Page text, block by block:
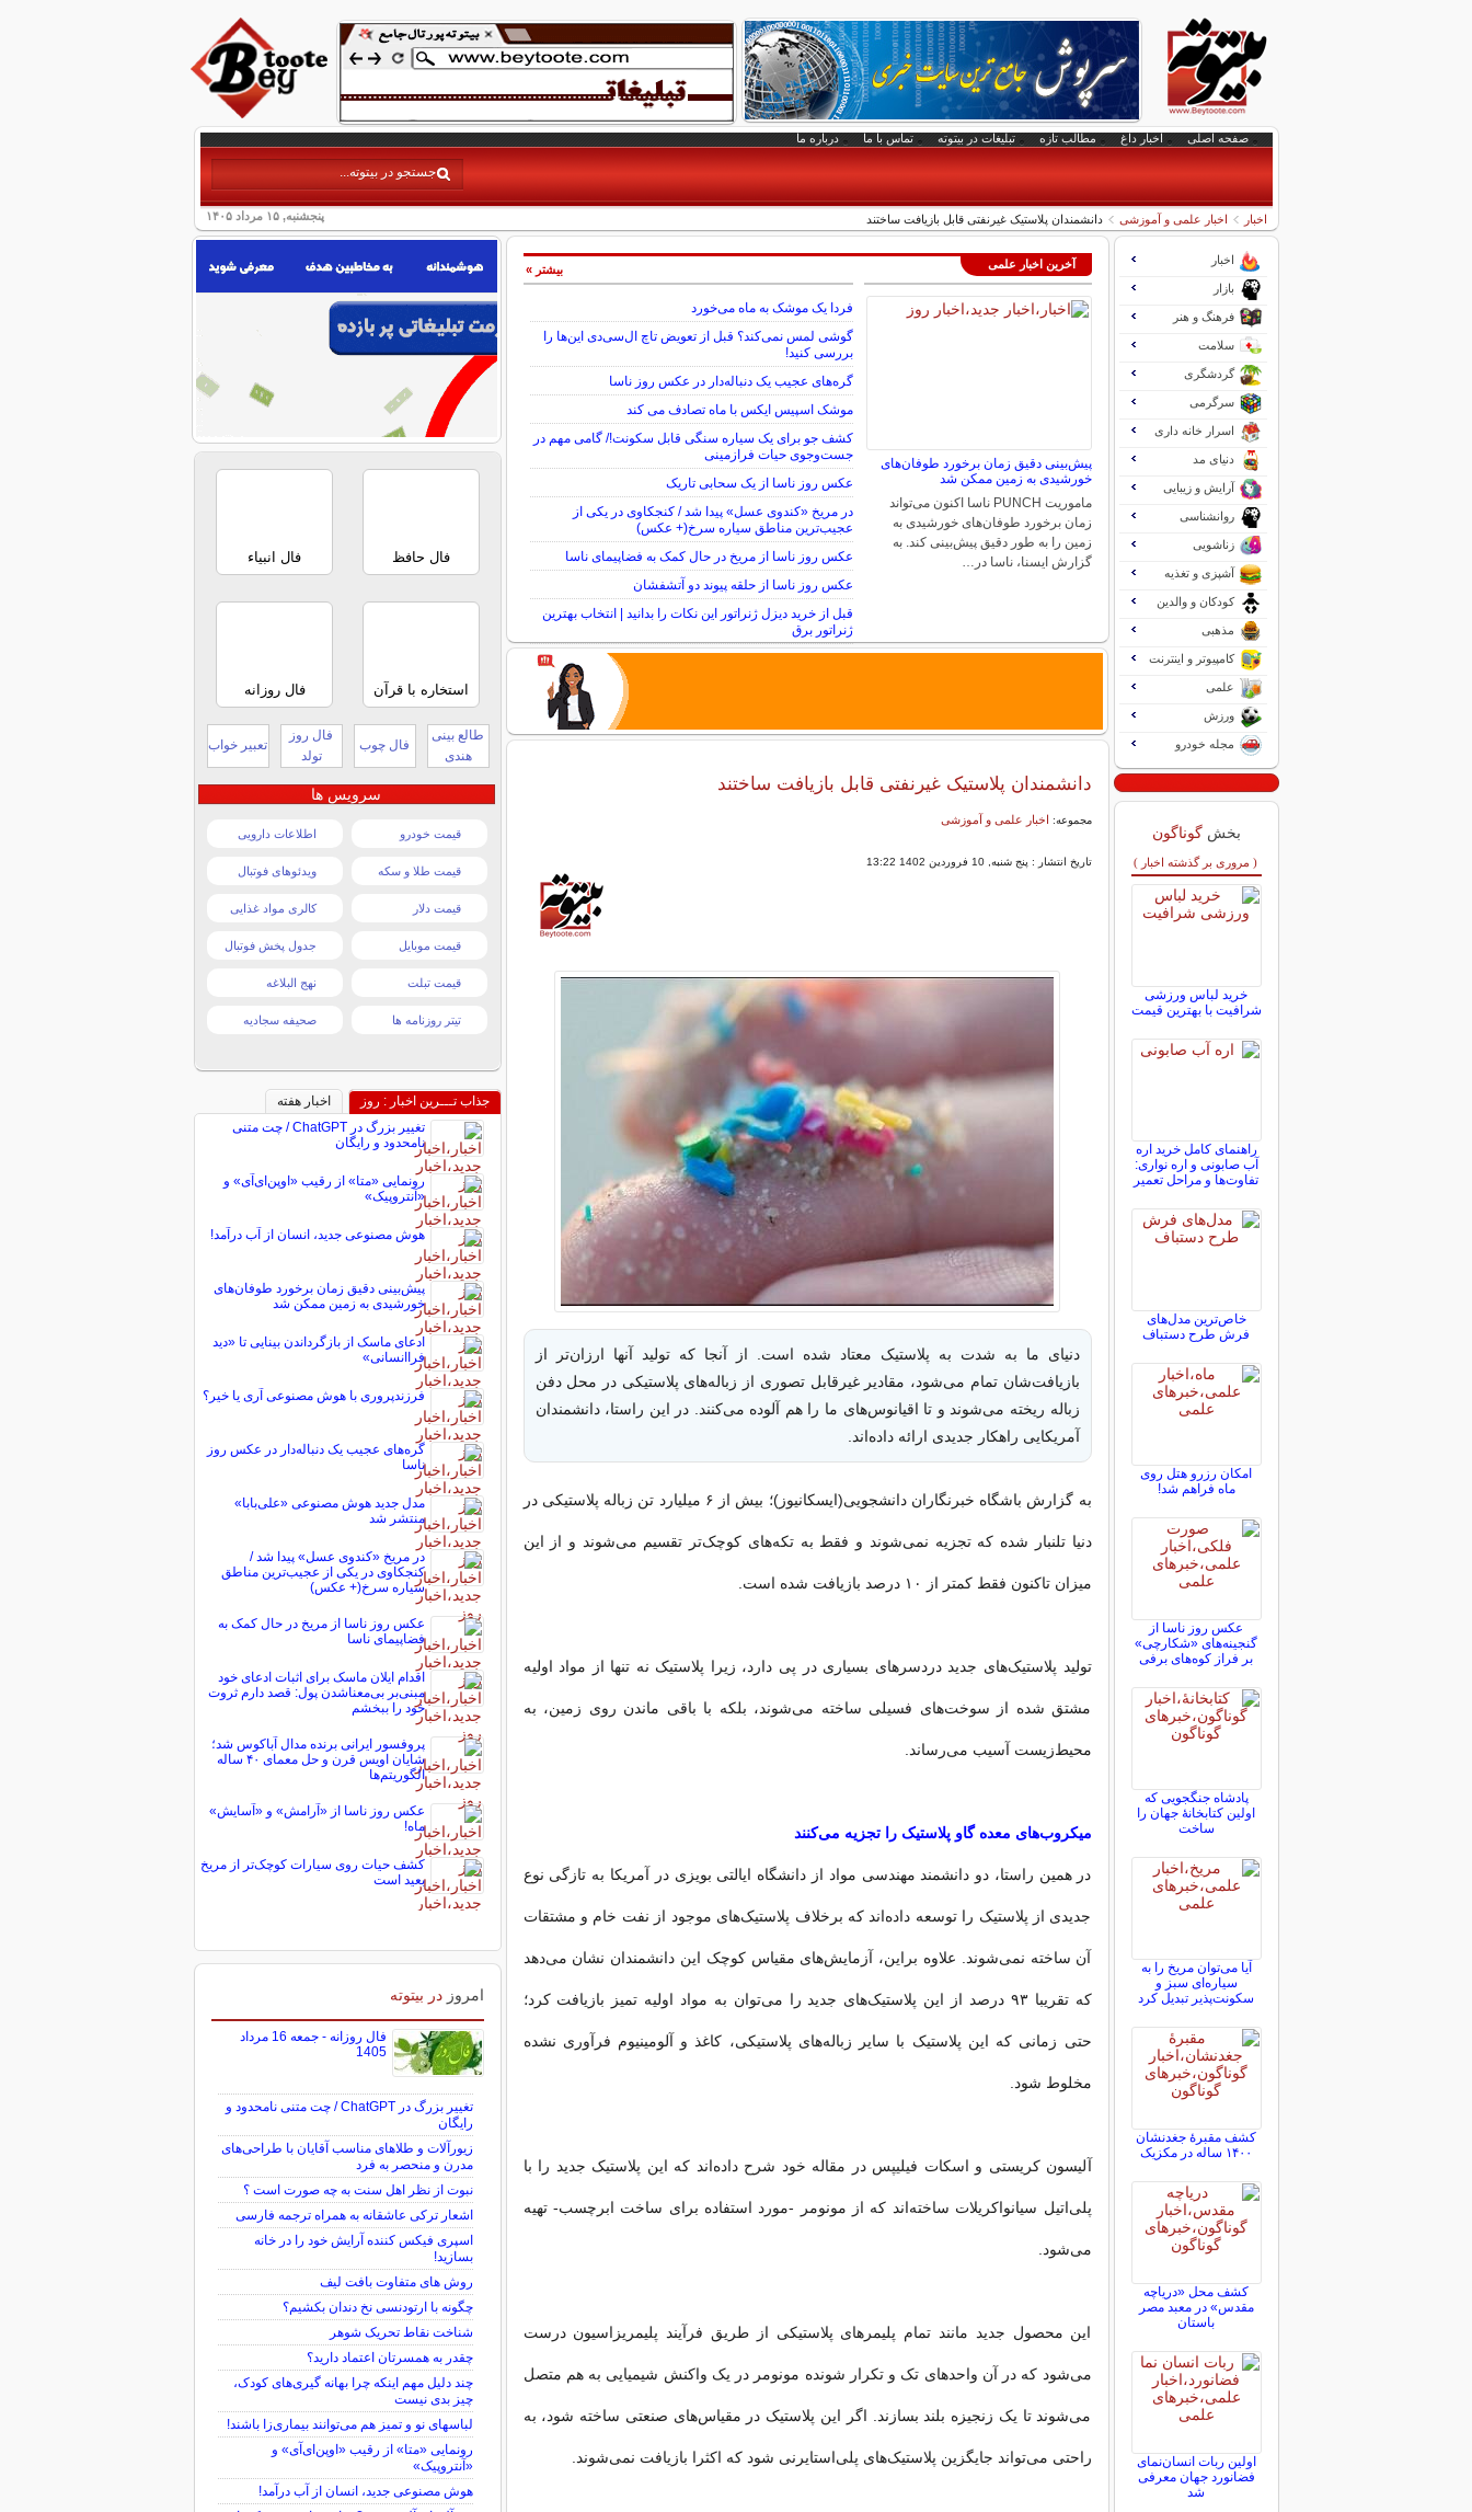
صفحه اصلی اخبار داغ مطالب تازه تبلیغات در بیتوته تماس با ما درباره ما
پنجشنبه, ۱۵ مرداد ۱۴۰۵ اخبار اخبار علمی و آموزشی دانشمندان پلاستیک غیرنفتی قابل بازیافت ساختند
آخرین اخبار علمی
پیش‌بینی دقیق زمان برخورد طوفان‌های
خورشیدی به زمین ممکن شد
ماموریت PUNCH ناسا اکنون می‌تواند
زمان برخورد طوفان‌های خورشیدی به
زمین را به طور دقیق پیش‌بینی کند. به
گزارش ایسنا، ناسا در…
فردا یک موشک به ماه می‌خورد
گوشی لمس نمی‌کند؟ قبل از تعویض تاچ ال‌سی‌دی این‌ها را
بررسی کنید!
گره‌های عجیب یک دنباله‌دار در عکس روز ناسا
موشک اسپیس ایکس با ماه تصادف می کند
کشف جو برای یک سیاره سنگی قابل سکونت!/ گامی مهم در
جست‌وجوی حیات فرازمینی
عکس روز ناسا از یک سحابی تاریک
در مریخ «کندوی عسل» پیدا شد / کنجکاوی در یکی از
عجیب‌ترین مناطق سیاره سرخ(+ عکس)
عکس روز ناسا از مریخ در حال کمک به فضاپیمای ناسا
عکس روز ناسا از حلقه پیوند دو آتشفشان
قبل از خرید دیزل ژنراتور این نکات را بدانید | انتخاب بهترین
ژنراتور برق
بیشتر »
دانشمندان پلاستیک غیرنفتی قابل بازیافت ساختند
مجموعه: اخبار علمی و آموزشی
تاریخ انتشار : پنج شنبه, 10 فروردين 1402 13:22
دنیای ما به شدت به پلاستیک معتاد شده است. از آنجا که تولید آنها ارزان‌تر از
بازیافت‌شان تمام می‌شود، مقادیر غیرقابل تصوری از زباله‌های پلاستیکی در محل دفن
زباله ریخته می‌شوند و تا اقیانوس‌های ما را هم آلوده می‌کنند. در این راستا، دانشمندان
آمریکایی راهکار جدیدی ارائه داده‌اند.
به گزارش باشگاه خبرنگاران دانشجویی(ایسکانیوز)؛ بیش از ۶ میلیارد تن زباله پلاستیکی در
دنیا تلنبار شده که تجزیه نمی‌شوند و فقط به تکه‌های کوچک‌تر تقسیم می‌شوند و از این
میزان تاکنون فقط کمتر از ۱۰ درصد بازیافت شده است.
تولید پلاستیک‌های جدید دردسرهای بسیاری در پی دارد، زیرا پلاستیک نه تنها از مواد اولیه
مشتق شده از سوخت‌های فسیلی ساخته می‌شوند، بلکه با باقی‌ ماندن روی زمین، به
محیط‌زیست آسیب می‌رساند.
میکروب‌های معده گاو پلاستیک را تجزیه می‌کنند
در همین راستا، دو دانشمند مهندسی مواد از دانشگاه ایالتی بویزی در آمریکا به تازگی نوع
جدیدی از پلاستیک را توسعه داده‌اند که برخلاف پلاستیک‌های موجود از نفت خام و مشتقات
آن ساخته نمی‌شوند. علاوه براین، آزمایش‌های مقیاس کوچک این دانشمندان نشان می‌دهد
که تقریبا ۹۳ درصد از این پلاستیک‌های جدید را می‌توان به مواد اولیه تمیز بازیافت کرد؛
حتی زمانی که این پلاستیک با سایر زباله‌های پلاستیکی، کاغذ و آلومینیوم فرآوری نشده
مخلوط شود.
آلیسون کریستی و اسکات فیلیپس در مقاله خود شرح داده‌اند که این پلاستیک جدید را با
پلی‌اتیل سیانواکریلات ساخته‌اند که از مونومر -مورد استفاده برای ساخت ابرچسب- تهیه
می‌شود.
این محصول جدید مانند تمام پلیمرهای پلاستیکی از طریق فرآیند پلیمریزاسیون درست
می‌شود که در آن واحدهای تک و تکرار شونده مونومر در یک واکنش شیمیایی به هم متصل
می‌شوند تا یک زنجیزه بلند بسازند. اگر این پلاستیک در مقیاس‌های صنعتی ساخته شود، به
راحتی می‌تواند جایگزین پلاستیک‌های پلی‌استایرنی شود که اکثرا بازیافت نمی‌شوند.
اخبار
بازار
فرهنگ و هنر
سلامت
گردشگری
سرگرمی
اسرار خانه داری
دنیای مد
آرایش و زیبایی
روانشناسی
زناشویی
آشپزی و تغذیه
کودکان و والدین
مذهبی
کامپیوتر و اینترنت
علمی
ورزش
مجله خودرو
بخش گوناگون
( مروری بر گذشته اخبار )
خرید لباس ورزشی
شرافیت با بهترین قیمت
راهنمای کامل خرید اره
آب صابونی و اره نواری:
تفاوت‌ها و مراحل تعمیر
خاص‌ترین مدل‌های
فرش طرح دستباف
امکان رزرو هتل روی
ماه فراهم شد!
عکس روز ناسا از
گنجینه‌های «شکارچی»
بر فراز کوه‌های برفی
پادشاه جنگجویی که
اولین کتابخانۀ جهان را
ساخت
آیا می‌توان مریخ را به
سیاره‌ای سبز و
سکونت‌پذیر تبدیل کرد
کشف مقبرۀ جغدنشان
۱۴۰۰ ساله در مکزیک
کشف محل «دریاچه
مقدس» در معبد مصر
باستان
اولین ربات انسان‌نمای
فضانورد جهان معرفی
شد
فال حافظ فال انبیاء
استخاره با قرآن فال روزانه
طالع بینی
هندی
فال چوب
فال روز
تولد
تعبیر خواب
سرویس ها
قیمت خودرو اطلاعات دارویی
قیمت طلا و سکه ویدئوهای فوتبال
قیمت دلار کالری مواد غذایی
قیمت موبایل جدول پخش فوتبال
قیمت تبلت نهج البلاغه
تیتر روزنامه ها صحیفه سجادیه
جذاب تـــرین اخبار : روز
اخبار هفته
تغییر بزرگ در ChatGPT / چت متنی
نامحدود و رایگان
رونمایی «متا» از رقیب «اوپن‌ای‌آی» و
«آنتروپیک»
هوش مصنوعی جدید، انسان از آب درآمد!
پیش‌بینی دقیق زمان برخورد طوفان‌های
خورشیدی به زمین ممکن شد
ادعای ماسک از بازگرداندن بینایی تا «دید
فراانسانی»
فرزندپروری با هوش مصنوعی آری یا خیر؟
گره‌های عجیب یک دنباله‌دار در عکس روز
ناسا
مدل جدید هوش مصنوعی «علی‌بابا»
منتشر شد
در مریخ «کندوی عسل» پیدا شد /
کنجکاوی در یکی از عجیب‌ترین مناطق
سیاره سرخ(+ عکس)
عکس روز ناسا از مریخ در حال کمک به
فضاپیمای ناسا
اقدام ایلان ماسک برای اثبات ادعای خود
مبنی‌بر بی‌معناشدن پول: قصد دارم ثروت
خود را ببخشم
پروفسور ایرانی برنده مدال آباکوس شد؛
شایان اویس قرن و حل معمای ۴۰ ساله
الگوریتم‌ها
عکس روز ناسا از «آرامش» و «آسایش»
ماه!
کشف حیات روی سیارات کوچک‌تر از مریخ
بعید است
امروز در بیتوته
فال روزانه - جمعه 16 مرداد
1405
تغییر بزرگ در ChatGPT / چت متنی نامحدود و
رایگان
زیورآلات و طلاهای مناسب آقایان با طراحی‌های
مدرن و منحصر به فرد
نبوت از نظر اهل سنت به چه صورت است ؟
اشعار ترکی عاشقانه به همراه ترجمه فارسی
اسپری فیکس کننده آرایش خود را در خانه
بسازید!
روش های متفاوت بافت لیف
چگونه با ارتودنسی نخ دندان بکشیم؟
شناخت نقاط تحریک شوهر
چقدر به همسرتان اعتماد دارید؟
چند دلیل مهم اینکه چرا بهانه گیری‌های کودک،
چیز بدی نیست
لباس‎های نو و تمیز هم می‌توانند بیماری‌زا باشند!
رونمایی «متا» از رقیب «اوپن‌ای‌آی» و
«آنتروپیک»
هوش مصنوعی جدید، انسان از آب درآمد!